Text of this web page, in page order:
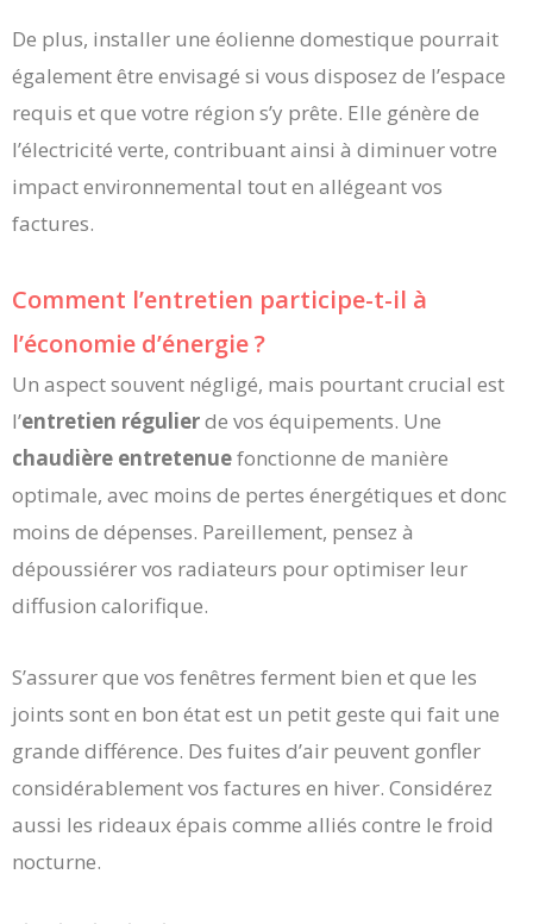
De plus, installer une éolienne domestique pourrait
également être envisagé si vous disposez de l’espace
requis et que votre région s’y prête. Elle génère de
l’électricité verte, contribuant ainsi à diminuer votre
impact environnemental tout en allégeant vos
factures.
Comment l’entretien participe-t-il à
l’économie d’énergie ?
Un aspect souvent négligé, mais pourtant crucial est
l’entretien régulierde vos équipements. Une
chaudière entretenuefonctionne de manière
optimale, avec moins de pertes énergétiques et donc
moins de dépenses. Pareillement, pensez à
dépoussiérer vos radiateurs pour optimiser leur
diffusion calorifique.
S’assurer que vos fenêtres ferment bien et que les
joints sont en bon état est un petit geste qui fait une
grande différence. Des fuites d’air peuvent gonfler
considérablement vos factures en hiver. Considérez
aussi les rideaux épais comme alliés contre le froid
nocturne.